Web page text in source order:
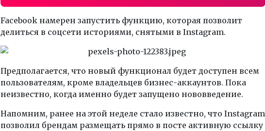
Facebook намерен запустить функцию, которая позволит
делиться в соцсети историями, снятыми в Instagram.
Предполагается, что новый функционал будет доступен всем
пользователям, кроме владельцев бизнес-аккаунтов. Пока
неизвестно, когда именно будет запущено нововведение.
Напомним, ранее на этой неделе стало известно, что Instagram
позволил брендам размещать прямо в посте активную ссылку